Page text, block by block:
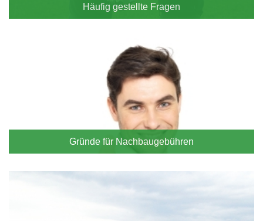
Häufig gestellte Fragen
Gründe für Nachbaugebühren